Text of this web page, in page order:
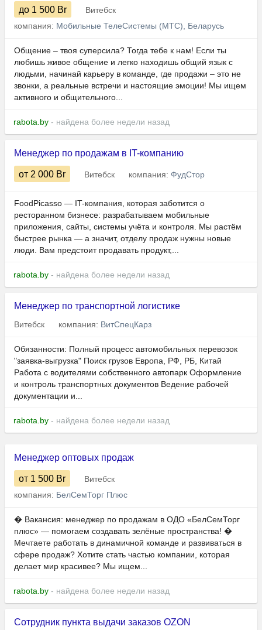
до 1 500 Br
Витебск
компания: Мобильные ТелеСистемы (МТС), Беларусь
Общение – твоя суперсила? Тогда тебе к нам! Если ты
любишь живое общение и легко находишь общий язык с
людьми, начинай карьеру в команде, где продажи – это не
звонки, а реальные встречи и настоящие эмоции! Мы ищем
активного и общительного...
rabota.by - найдена более недели назад
Менеджер по продажам в IT-компанию
от 2 000 Br Витебск компания: ФудСтор
FoodPicasso — IT-компания, которая заботится о
ресторанном бизнесе: разрабатываем мобильные
приложения, сайты, системы учёта и контроля. Мы растём
быстрее рынка — а значит, отделу продаж нужны новые
люди. Вам предстоит продавать продукт,...
rabota.by - найдена более недели назад
Менеджер по транспортной логистике
Витебск компания: ВитСпецКарз
Обязанности: Полный процесс автомобильных перевозок
"заявка-выгрузка" Поиск грузов Европа, РФ, РБ, Китай
Работа с водителями собственного автопарк Оформление
и контроль транспортных документов Ведение рабочей
документации и...
rabota.by - найдена более недели назад
Менеджер оптовых продаж
от 1 500 Br
Витебск
компания: БелСемТорг Плюс
� Вакансия: менеджер по продажам в ОДО «БелСемТорг
плюс» — помогаем создавать зелёные пространства! �
Мечтаете работать в динамичной команде и развиваться в
сфере продаж? Хотите стать частью компании, которая
делает мир красивее? Мы ищем...
rabota.by - найдена более недели назад
Сотрудник пункта выдачи заказов OZON